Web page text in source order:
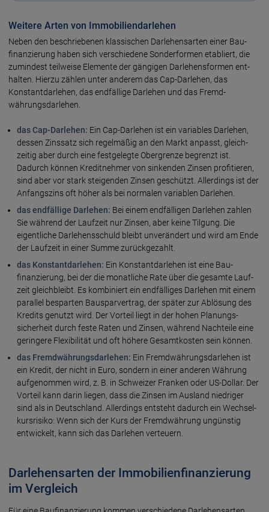
Weitere Arten von Immobiliendarlehen
Neben den beschriebenen klassischen Darlehens­arten einer Bau­
finanzierung haben sich verschiedene Sonder­formen etabliert, die
zumindest teil­weise Elemente der gängigen Darlehens­formen ent­
halten. Hierzu zählen unter anderem das Cap-Darlehen, das
Konstant­darlehen, das endfällige Darlehen und das Fremd­
währungs­darlehen.
das Cap-Darlehen: Ein Cap-Darlehen ist ein variables Darlehen,
dessen Zins­satz sich regel­mäßig an den Markt anpasst, gleich­
zeitig aber durch eine fest­gelegte Ober­grenze begrenzt ist.
Dadurch können Kredit­nehmer von sinkenden Zinsen profitieren,
sind aber vor stark steigenden Zinsen geschützt. Allerdings ist der
Anfangs­zins oft höher als bei normalen variablen Darlehen.
das endfällige Darlehen: Bei einem endfälligen Darlehen zahlen
Sie während der Lauf­zeit nur Zinsen, aber keine Tilgung. Die
eigentliche Darlehens­schuld bleibt unverändert und wird am Ende
der Lauf­zeit in einer Summe zurück­gezahlt.
das Konstant­darlehen: Ein Konstant­darlehen ist eine Bau­
finanzierung, bei der die monatliche Rate über die gesamte Lauf­
zeit gleich­bleibt. Es kombiniert ein endfälliges Darlehen mit einem
parallel besparten Bau­spar­vertrag, der später zur Ablösung des
Kredits genutzt wird. Der Vorteil liegt in der hohen Planungs­
sicherheit durch feste Raten und Zinsen, während Nachteile eine
geringere Flexibilität und oft höhere Gesamt­kosten sein können.
das Fremd­währungs­darlehen: Ein Fremd­währungs­darlehen ist
ein Kredit, der nicht in Euro, sondern in einer anderen Währung
aufgenommen wird, z. B. in Schweizer Franken oder US-Dollar. Der
Vorteil kann darin liegen, dass die Zinsen im Ausland niedriger
sind als in Deutsch­land. Allerdings entsteht dadurch ein Wechsel­
kurs­risiko: Wenn sich der Kurs der Fremd­währung ungünstig
entwickelt, kann sich das Darlehen verteuern.
Darlehensarten der Immobilienfinanzierung
im Vergleich